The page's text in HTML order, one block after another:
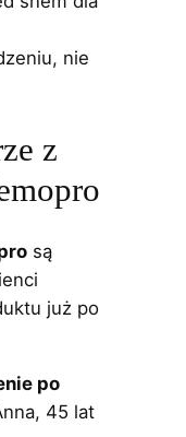
nie
z
są
już po
po
45 lat